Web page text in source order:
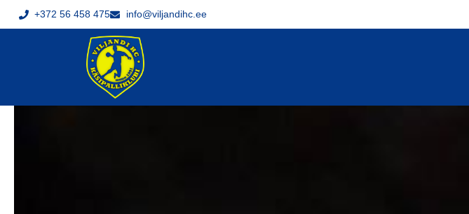
+372 56 458 475 info@viljandihc.ee